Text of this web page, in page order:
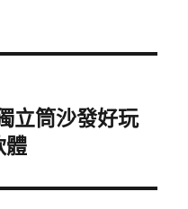
立筒沙發好玩
體